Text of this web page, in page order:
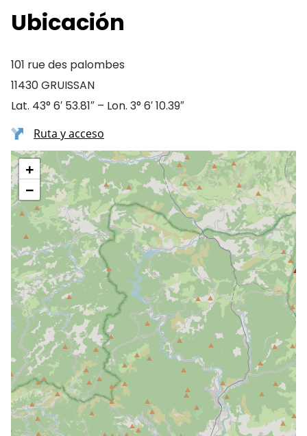
Ubicación
101 rue des palombes
11430 GRUISSAN
Lat. 43° 6′ 53.81″ – Lon. 3° 6′ 10.39″
Ruta y acceso
+
−